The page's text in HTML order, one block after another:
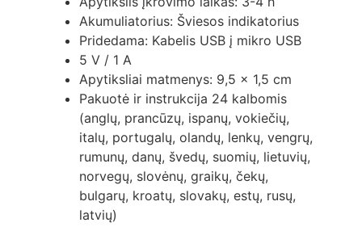
Akumuliatorius: Šviesos indikatorius
Pridedama: Kabelis USB į mikro USB
5 V / 1 A
Apytiksliai matmenys: 9,5 x 1,5 cm
Pakuotė ir instrukcija 24 kalbomis
(anglų, prancūzų, ispanų, vokiečių,
italų, portugalų, olandų, lenkų, vengrų,
rumunų, danų, švedų, suomių, lietuvių,
norvegų, slovėnų, graikų, čekų,
bulgarų, kroatų, slovakų, estų, rusų,
latvių)